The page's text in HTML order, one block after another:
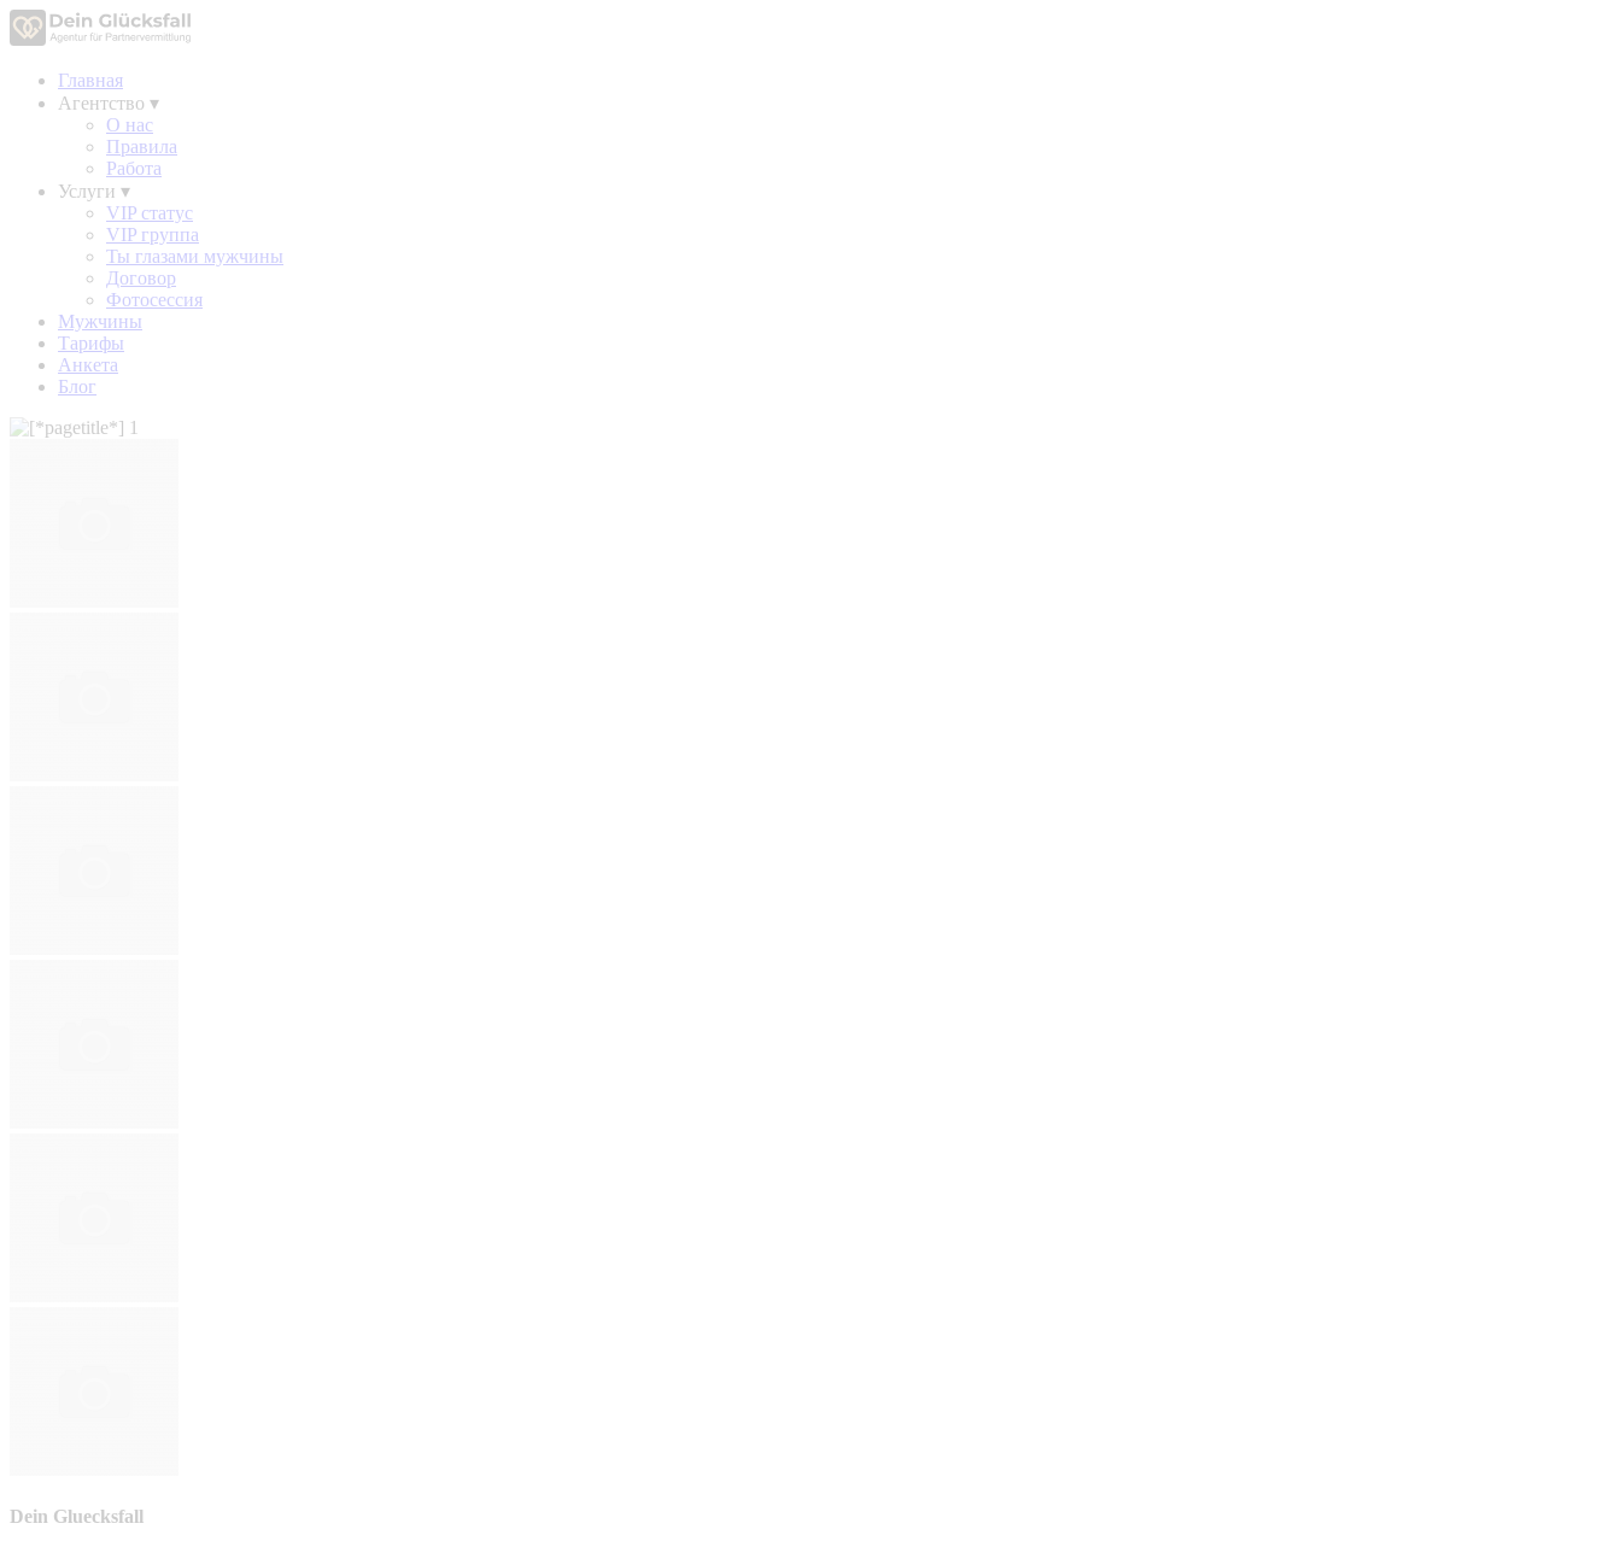
Главная
Агентство ▾
О нас
Правила
Работа
Услуги ▾
VIP статус
VIP группа
Ты глазами мужчины
Договор
Фотосессия
Мужчины
Тарифы
Анкета
Блог
Dein Gluecksfall